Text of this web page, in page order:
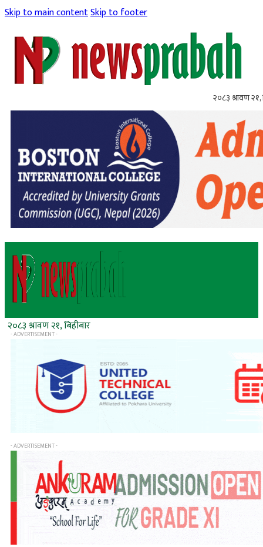
Skip to main contentSkip to footer
२०८३ श्रावण २१,
२०८३ श्रावण २१, बिहीबार
- ADVERTISEMENT -
- ADVERTISEMENT -